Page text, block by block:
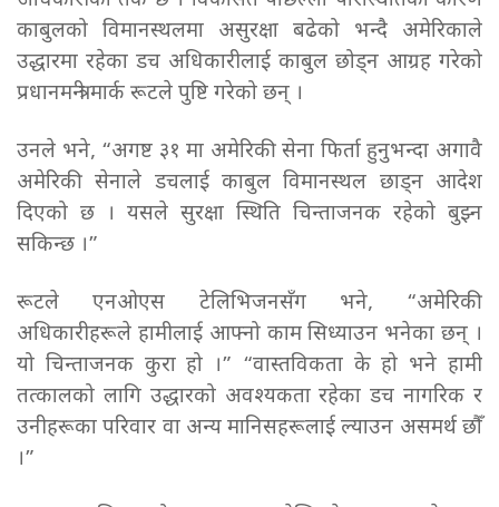
काबुलको विमानस्थलमा असुरक्षा बढेको भन्दै अमेरिकाले
उद्धारमा रहेका डच अधिकारीलाई काबुल छोड्न आग्रह गरेको
प्रधानमन्त्री मार्क रूटले पुष्टि गरेको छन् ।
उनले भने, “अगष्ट ३१ मा अमेरिकी सेना फिर्ता हुनुभन्दा अगावै
अमेरिकी सेनाले डचलाई काबुल विमानस्थल छाड्न आदेश
दिएको छ । यसले सुरक्षा स्थिति चिन्ताजनक रहेको बुझ्न
सकिन्छ ।”
रूटले एनओएस टेलिभिजनसँग भने, “अमेरिकी
अधिकारीहरूले हामीलाई आफ्नो काम सिध्याउन भनेका छन् ।
यो चिन्ताजनक कुरा हो ।” “वास्तविकता के हो भने हामी
तत्कालको लागि उद्धारको अवश्यकता रहेका डच नागरिक र
उनीहरूका परिवार वा अन्य मानिसहरूलाई ल्याउन असमर्थ छौँ
।”